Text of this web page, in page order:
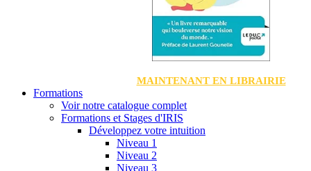
MAINTENANT EN LIBRAIRIE
Formations
Voir notre catalogue complet
Formations et Stages d'IRIS
Développez votre intuition
Niveau 1
Niveau 2
Niveau 3